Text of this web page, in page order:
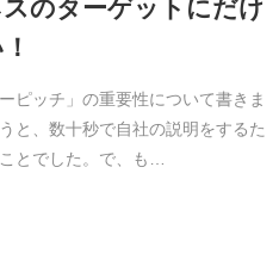
のターゲットにだけ
ピッチ」の重要性について書きま
と、数十秒で自社の説明をするた
とでした。で、も…